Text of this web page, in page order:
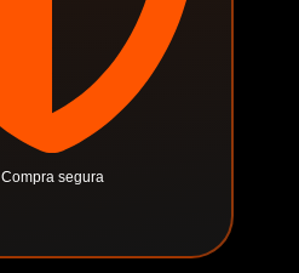
Compra segura